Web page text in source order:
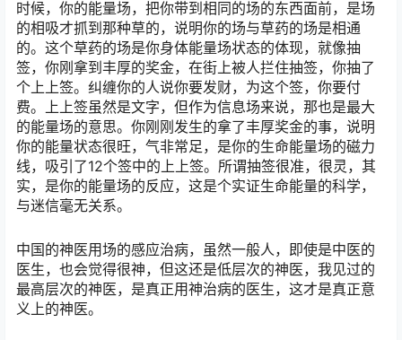
时候，你的能量场，把你带到相同的场的东西面前，是场
的相吸才抓到那种草的，说明你的场与草药的场是相通
的。这个草药的场是你身体能量场状态的体现，就像抽
签，你刚拿到丰厚的奖金，在街上被人拦住抽签，你抽了
个上上签。纠缠你的人说你要发财，为这个签，你要付
费。上上签虽然是文字，但作为信息场来说，那也是最大
的能量场的意思。你刚刚发生的拿了丰厚奖金的事，说明
你的能量状态很旺，气非常足，是你的生命能量场的磁力
线，吸引了12个签中的上上签。所谓抽签很准，很灵，其
实，是你的能量场的反应，这是个实证生命能量的科学，
与迷信毫无关系。
中国的神医用场的感应治病，虽然一般人，即使是中医的
医生，也会觉得很神，但这还是低层次的神医，我见过的
最高层次的神医，是真正用神治病的医生，这才是真正意
义上的神医。